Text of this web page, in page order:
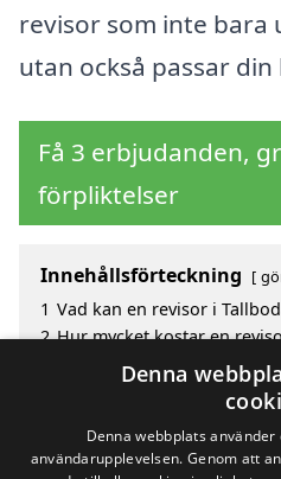
revisor som inte bara
utan också passar
Få 3 erbjudanden,
förpliktelser
Innehållsförteckning
1 Vad kan en revisor i
2 Hur mycket kostar en
Fördelar med att välja
Sök efter en skicklig
Denna
Denna webbplats
användarupplevelsen. Genom att